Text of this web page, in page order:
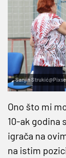
Sanjin
Ono što mi
10-ak godina
igrača na
na istim